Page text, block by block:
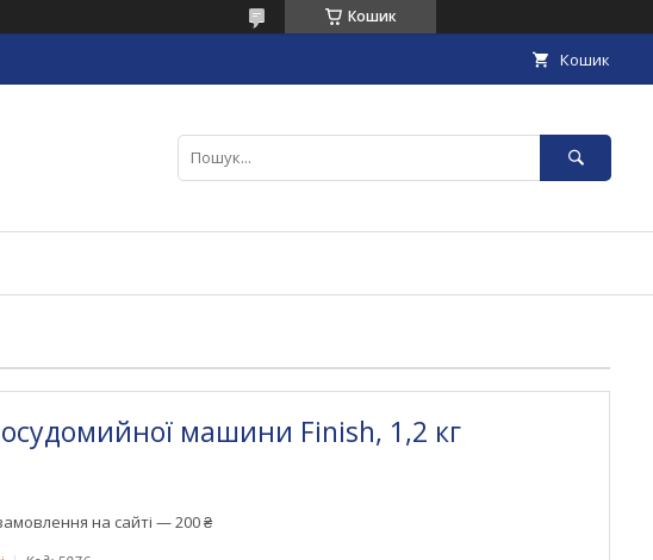
Кошик
Кошик
машини Finish, 1,2 кг
на сайті — 200 ₴